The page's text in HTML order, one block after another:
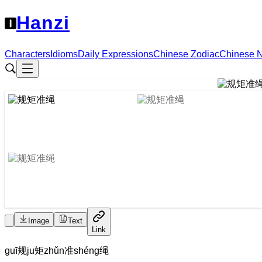
Hanzi
Characters IdiomsDaily ExpressionsChinese ZodiacChinese
Image
Text
Link
guī规ju矩zhǔn准shéng绳